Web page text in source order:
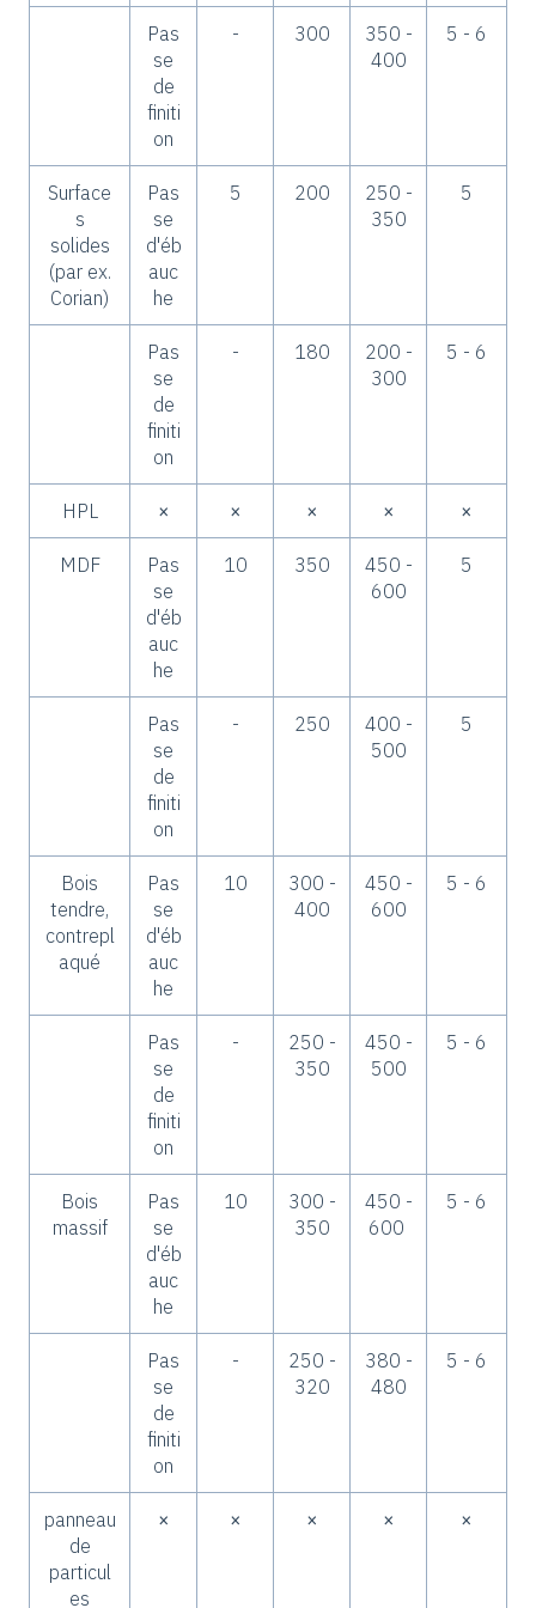
Pas
se
de
finiti
on
- 300
350 -
400
5 - 6
Surface
s
solides
(par ex.
Corian)
Pas
se
d'éb
auc
he
5 200
250 -
350
5
Pas
se
de
finiti
on
- 180
200 -
300
5 - 6
HPL × × × × ×
MDF
Pas
se
d'éb
auc
he
10 350
450 -
600
5
Pas
se
de
finiti
on
- 250
400 -
500
5
Bois
tendre,
contrepl
aqué
Pas
se
d'éb
auc
he
10
300 -
400
450 -
600
5 - 6
Pas
se
de
finiti
on
-
250 -
350
450 -
500
5 - 6
Bois
massif
Pas
se
d'éb
auc
he
10
300 -
350
450 -
600
5 - 6
Pas
se
de
finiti
on
-
250 -
320
380 -
480
5 - 6
panneau
de
particul
es
× × × × ×